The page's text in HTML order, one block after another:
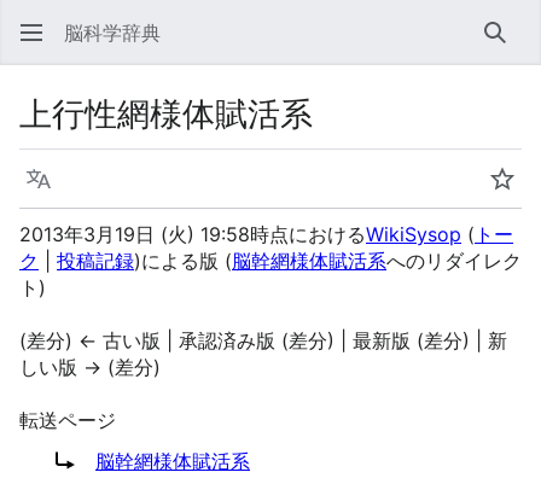
脳科学辞典 検索
上行性網様体賦活系
言語
ウ
2013年3月19日 (火) 19:58時点におけるWikiSysop ( トー
ク
投稿記録)による版 (脳幹網様体賦活系へのリダイレク
ト)
(差分) ← 古い版 | 承認済み版 (差分) | 最新版 (差分) | 新
しい版 → (差分)
転送ページ
転送先:
脳幹網様体賦活系